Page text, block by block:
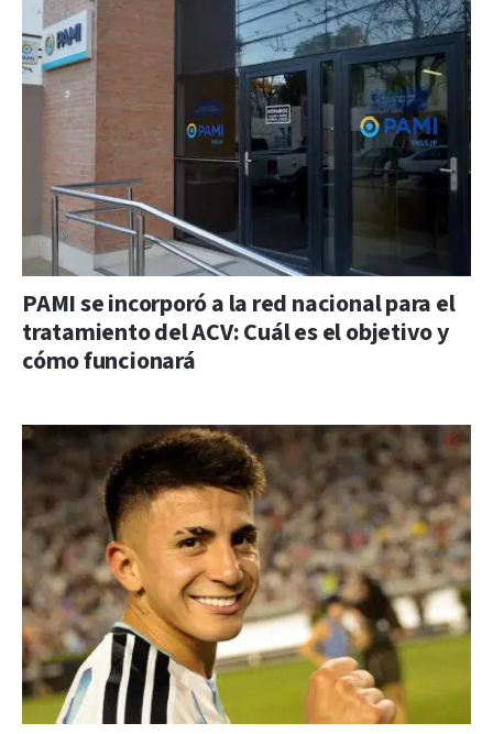
PAMI se incorporó a la red nacional para el
tratamiento del ACV: Cuál es el objetivo y
cómo funcionará